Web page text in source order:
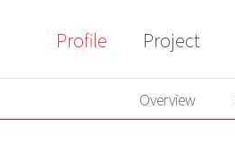
Profile Project
Overview
OVERVIEW